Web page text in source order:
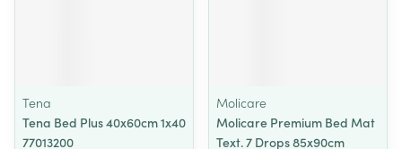
Tena
Tena Bed Plus 40x60cm 1x40
77013200
Molicare
Molicare Premium Bed Mat
Text. 7 Drops 85x90cm